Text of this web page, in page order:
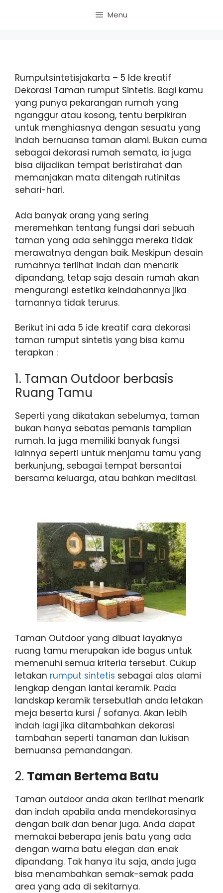
Menu
Rumputsintetisjakarta – 5 Ide kreatif
Dekorasi Taman rumput Sintetis. Bagi kamu
yang punya pekarangan rumah yang
nganggur atau kosong, tentu berpikiran
untuk menghiasnya dengan sesuatu yang
indah bernuansa taman alami. Bukan cuma
sebagai dekorasi rumah semata, ia juga
bisa dijadikan tempat beristirahat dan
memanjakan mata ditengah rutinitas
sehari-hari.
Ada banyak orang yang sering
meremehkan tentang fungsi dari sebuah
taman yang ada sehingga mereka tidak
merawatnya dengan baik. Meskipun desain
rumahnya terlihat indah dan menarik
dipandang, tetap saja desain rumah akan
mengurangi estetika keindahannya jika
tamannya tidak terurus.
Berikut ini ada 5 ide kreatif cara dekorasi
taman rumput sintetis yang bisa kamu
terapkan :
1. Taman Outdoor berbasis
Ruang Tamu
Seperti yang dikatakan sebelumya, taman
bukan hanya sebatas pemanis tampilan
rumah. Ia juga memiliki banyak fungsi
lainnya seperti untuk menjamu tamu yang
berkunjung, sebagai tempat bersantai
bersama keluarga, atau bahkan meditasi.
Taman Outdoor yang dibuat layaknya
ruang tamu merupakan ide bagus untuk
memenuhi semua kriteria tersebut. Cukup
letakan rumput sintetis sebagai alas alami
lengkap dengan lantai keramik. Pada
landskap keramik tersebutlah anda letakan
meja beserta kursi / sofanya. Akan lebih
indah lagi jika ditambahkan dekorasi
tambahan seperti tanaman dan lukisan
bernuansa pemandangan.
2. Taman Bertema Batu
Taman outdoor anda akan terlihat menarik
dan indah apabila anda mendekorasinya
dengan baik dan benar juga. Anda dapat
memakai beberapa jenis batu yang ada
dengan warna batu elegan dan enak
dipandang. Tak hanya itu saja, anda juga
bisa menambahkan semak-semak pada
area yang ada di sekitarnya.